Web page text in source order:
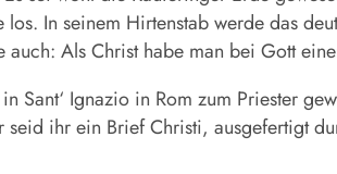
In seinem Hirtenstab werde das
Als Christ habe man bei Gott
Sant‘ Ignazio in Rom zum Priester
ihr ein Brief Christi, ausgefertigt